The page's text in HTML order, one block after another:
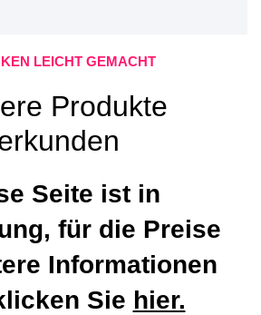
LEICHT GEMACHT
Produkte
Seite ist in
für die Preise
Informationen
Sie hier.